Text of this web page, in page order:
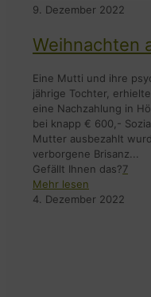
9. Dezember 2022
Weihnachten
Eine Mutti und ihre
jährige Tochter,
eine Nachzahlung in
bei knapp € 600,-
Mutter ausbezahlt
verborgene Brisanz...
Gefällt Ihnen das?7
Mehr lesen
4. Dezember 2022